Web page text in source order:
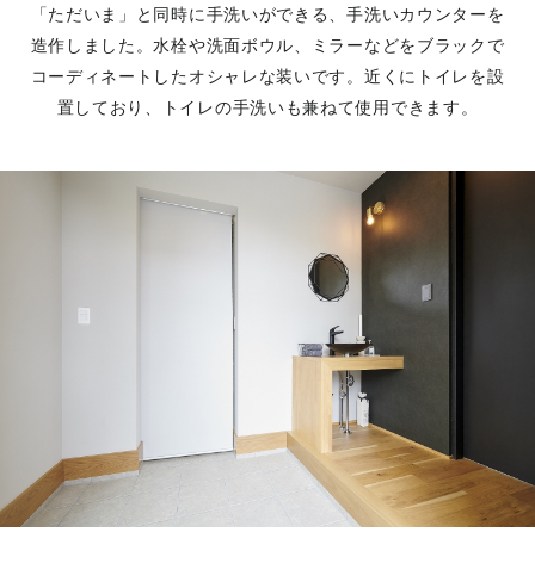
「ただいま」と同時に手洗いができる、手洗いカウンターを
造作しました。水栓や洗面ボウル、ミラーなどをブラックで
コーディネートしたオシャレな装いです。近くにトイレを設
置しており、トイレの手洗いも兼ねて使用できます。